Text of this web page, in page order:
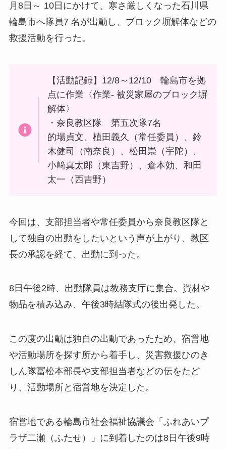
月8日～ 10日にかけて、寒さ厳しくなった石川県
輪島市へ隊員7 名が出動し、ブロック塀解体などの
救援活動を行った。
【活動記録】12/8～12/10 輪島市を拠
点に作業〈作業- 被災家屋のブロック塀
解体〉
・奈良教区隊 第五次隊7名
的場貞文、植田義久（常任委員）、鈴
木健司（南奈良）、松田崇（宇陀）、
小﨑真太郎（東吉野）、倉本効、和田
太一（西吉野）
今回は、支部担当者や常任委員から奈良教区隊と
して独自の出動をしたいという声が上がり、教区
長の承認を経て、出動に到った。
8日午後2時、出動隊員は教務支庁に集合。資材や
物品を積み込み、午後3時結隊式の後出発した。
この度の出動は独自の出動であったため、宿営地
や活動場所を探す所から着手し、災害救援ひのき
しん隊冨松本部長や支部担当者などの伝をたど
り、活動場所と宿営地を決定した。
宿営地である輪島市社会福祉協議会「ふれあいプ
ラザ二瀬（ふたせ）」に到着したのは8日午後9時